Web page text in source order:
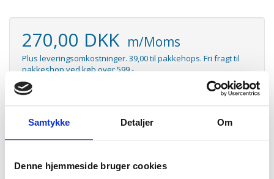
Samtykke Detaljer Om
Denne hjemmeside bruger cookies
270,00 DKK m/Moms
Plus leveringsomkostninger. 39,00 til pakkehops. Fri fragt til
pakkeshop ved køb over 599,-
Model/varenr.:
Lager: På lager
Antal
No935 XL magenta blækpatron